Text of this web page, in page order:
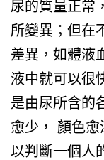
尿的質量正常
所變異；但在
差異，如體液
液中就可以很
是由尿所含的
愈少， 顏色
以判斷一個人